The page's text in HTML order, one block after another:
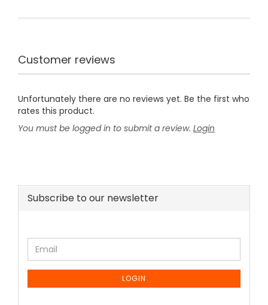
Customer reviews
Unfortunately there are no reviews yet. Be the first who
rates this product.
You must be logged in to submit a review. Login
Subscribe to our newsletter
CONTINUE
TO
NEWSLETTER
PAGE
Email
LOGIN